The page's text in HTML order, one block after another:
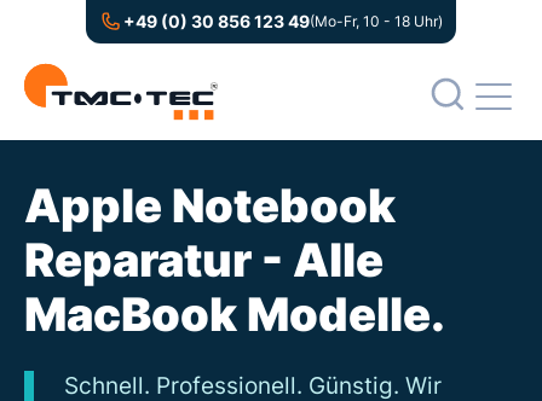
+49 (0) 30 856 123 49(Mo-Fr, 10 - 18 Uhr)
Apple Notebook
Reparatur - Alle
MacBook Modelle.
Schnell. Professionell. Günstig. Wir